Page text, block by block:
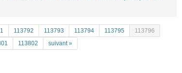
113792 113793 113794 113795
113796
113802 suivant »